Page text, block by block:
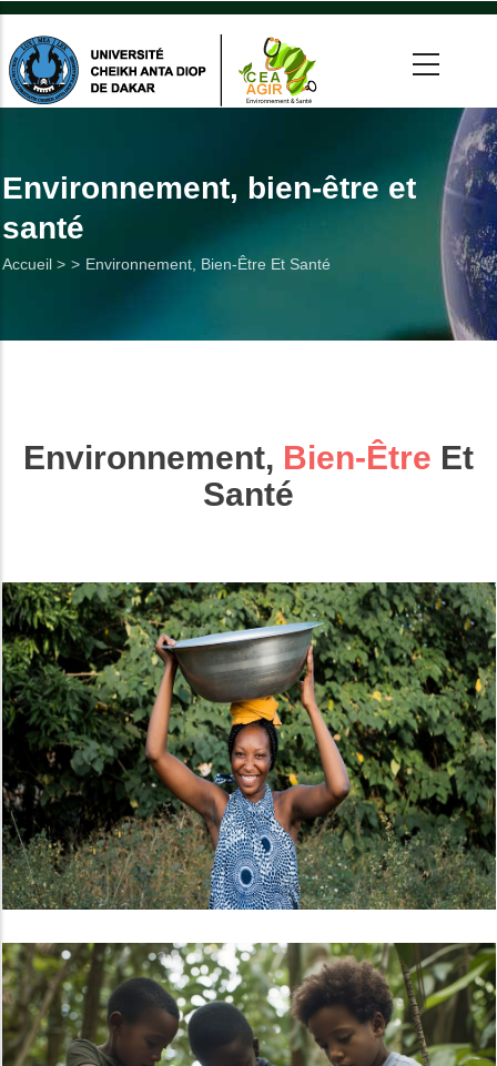
Aller
contenu
principal
Environnement, bien-être et
santé
Fil
Accueil > Environnement, Bien-Être Et Santé
Environnement, Bien-Être Et
Santé